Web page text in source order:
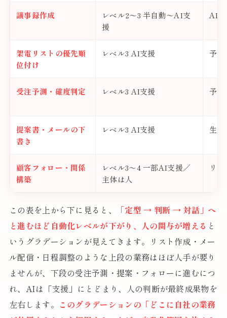
議事録作成
レベル2〜3 半自動〜AI支
援
AI
架電リストの優先順
位付け
レベル3 AI支援 予
受注予測・確度判定 レベル3 AI支援 予
提案書・メールの下
書き
レベル3 AI支援 生
顧客フォロー・関係
構築
レベル3〜4 一部AI支援／
主体は人
リ
この表を上から下に見ると、
「定型 → 判断 → 対話」へ
と進むほど自動化レベルが下がり、人の関与が増える と
いうグラデーションが見えてきます。リスト作成・メー
ル配信・日程調整のような上段の業務はほぼ人手が要り
ませんが、下段の受注予測・提案・フォローに進むにつ
れ、AIは「支援」にとどまり、人の判断が最終成果物を
左右します。 このグラデーションの「どこに自社の業務